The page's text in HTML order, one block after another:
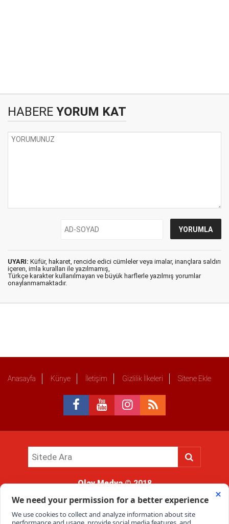
HABERE YORUM KAT
UYARI: Küfür, hakaret, rencide edici cümleler veya imalar, inançlara saldırı
içeren, imla kuralları ile yazılmamış,
Türkçe karakter kullanılmayan ve büyük harflerle yazılmış yorumlar
onaylanmamaktadır.
Anasayfa Künye İletişim Gizlilik İlkeleri Sitene Ekle
Olay Medya© 2018
kullanımı hukuki yaptırıma tabidir.